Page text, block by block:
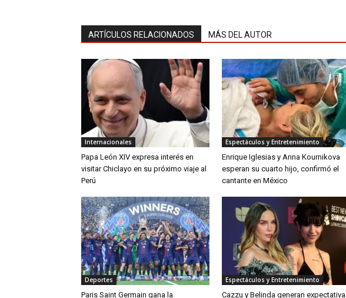
ARTÍCULOS RELACIONADOS MÁS DEL AUTOR
Internacionales
Papa León XIV expresa interés en
visitar Chiclayo en su próximo viaje al
Perú
Espectáculos y Entretenimiento
Enrique Iglesias y Anna Kournikova
esperan su cuarto hijo, confirmó el
cantante en México
Deportes
Paris Saint Germain gana la
Espectáculos y Entretenimiento
Cazzu y Belinda generan expectativa